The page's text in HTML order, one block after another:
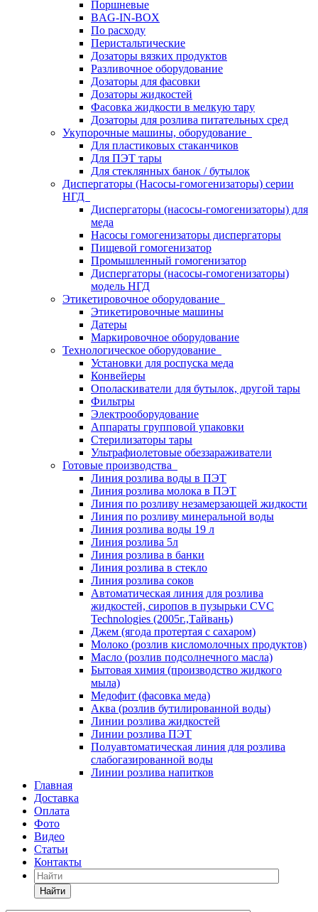
Поршневые
BAG-IN-BOX
По расходу
Перистальтические
Дозаторы вязких продуктов
Разливочное оборудование
Дозаторы для фасовки
Дозаторы жидкостей
Фасовка жидкости в мелкую тару
Дозаторы для розлива питательных сред
Укупорочные машины, оборудование
Для пластиковых стаканчиков
Для ПЭТ тары
Для стеклянных банок / бутылок
Диспергаторы (Насосы-гомогенизаторы) серии
НГД
Диспергаторы (насосы-гомогенизаторы) для
меда
Насосы гомогенизаторы диспергаторы
Пищевой гомогенизатор
Промышленный гомогенизатор
Диспергаторы (насосы-гомогенизаторы)
модель НГД
Этикетировочное оборудование
Этикетировочные машины
Датеры
Маркировочное оборудование
Технологическое оборудование
Установки для роспуска меда
Конвейеры
Ополаскиватели для бутылок, другой тары
Фильтры
Электрооборудование
Аппараты групповой упаковки
Стерилизаторы тары
Ультрафиолетовые обеззараживатели
Готовые производства
Линия розлива воды в ПЭТ
Линия розлива молока в ПЭТ
Линия по розливу незамерзающей жидкости
Линия по розливу минеральной воды
Линия розлива воды 19 л
Линия розлива 5л
Линия розлива в банки
Линия розлива в стекло
Линия розлива соков
Автоматическая линия для розлива
жидкостей, сиропов в пузырьки CVC
Technologies (2005г.,Тайвань)
Джем (ягода протертая с сахаром)
Молоко (розлив кисломолочных продуктов)
Масло (розлив подсолнечного масла)
Бытовая химия (производство жидкого
мыла)
Медофит (фасовка меда)
Аква (розлив бутилированной воды)
Линии розлива жидкостей
Линии розлива ПЭТ
Полуавтоматическая линия для розлива
слабогазированной воды
Линии розлива напитков
Главная
Доставка
Оплата
Фото
Видео
Статьи
Контакты
Найти